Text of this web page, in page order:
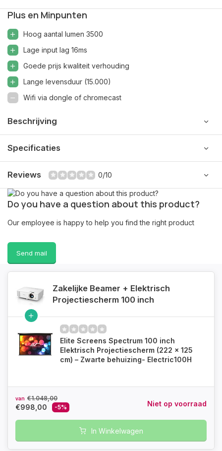
Plus en Minpunten
Hoog aantal lumen 3500
Lage input lag 16ms
Goede prijs kwaliteit verhouding
Lange levensduur (15.000)
Wifi via dongle of chromecast
Beschrijving
Specificaties
Reviews 0/10
Do you have a question about this product?
Our employee is happy to help you find the right product
Send mail
Zakelijke Beamer + Elektrisch
Projectiescherm 100 inch
Elite Screens Spectrum 100 inch
Elektrisch Projectiescherm (222 x 125
cm) – Zwarte behuizing- Electric100H
van €1.048,00
€998,00 -5% Niet op voorraad
In Winkelwagen